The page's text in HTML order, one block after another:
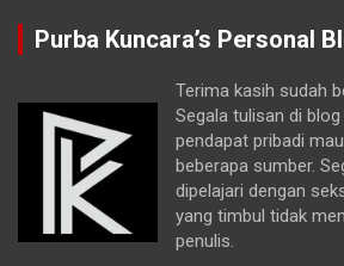
Purba Kuncara’s Personal
Terima kasih sudah
Segala tulisan di
pendapat pribadi
beberapa sumber.
dipelajari dengan
yang timbul tidak
penulis.